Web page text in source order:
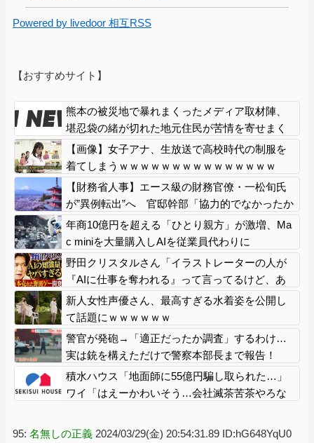
Powered by livedoor 相互RSS
【おすすめサイト】
熊本の被災地で暴れまくったメディア取材陣、
堪忍袋の緒が切れた地元住民が苦情を寄せまく
った結果……
【画像】女子アナ、生放送で高校時代の制服を
着てしまうｗｗｗｗｗｗｗｗｗｗｗｗｗｗｗ
【財務省人事】エース級の財務官僚・一松旬氏
が”異例転出”へ 官邸幹部「協力的でなかったか
ら」
年商10億円を超える「ひとり親方」が激増、Ma
c miniを大量購入しAIを従業員代わりに
野田クリスタルさん「イラストレーターの人が
『AIに仕事を奪われる』って言ってるけど、あ
なた達は"仕事を奪う側"じゃない？」
新人女性声優さん、最高すぎる水着姿を公開し
て話題にｗｗｗｗｗｗ
警官が発砲→「適正だったか調査」するわけ…
実は銃を構えただけで警察本部長まで報告！
積水ハウス「地面師に55億円騙し取られた…」
ワイ「はえーかわいそう…会社滅茶苦茶やろな
95: 名無しの正義 2024/03/29(金) 20:54:31.89 ID:hG648YqU0